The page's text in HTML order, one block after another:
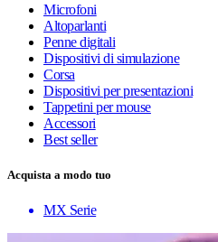
Microfoni
Altoparlanti
Penne digitali
Dispositivi di simulazione
Corsa
Dispositivi per presentazioni
Tappetini per mouse
Accessori
Best seller
Acquista a modo tuo
MX Serie